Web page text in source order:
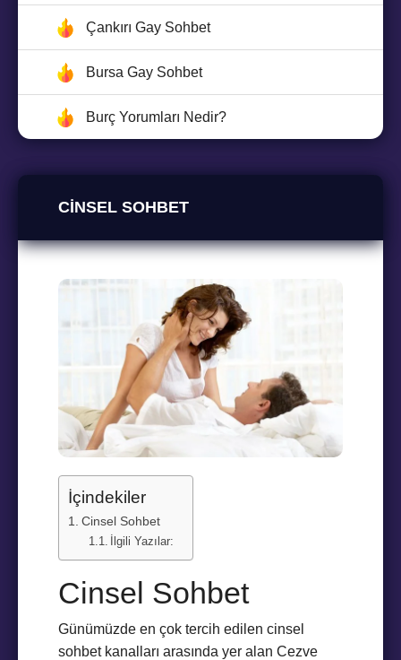
Çankırı Gay Sohbet
Bursa Gay Sohbet
Burç Yorumları Nedir?
CINSEL SOHBET
İçindekiler
Cinsel Sohbet
İlgili Yazılar:
Cinsel Sohbet
Günümüzde en çok tercih edilen cinsel
sohbet kanalları arasında yer alan Cezve